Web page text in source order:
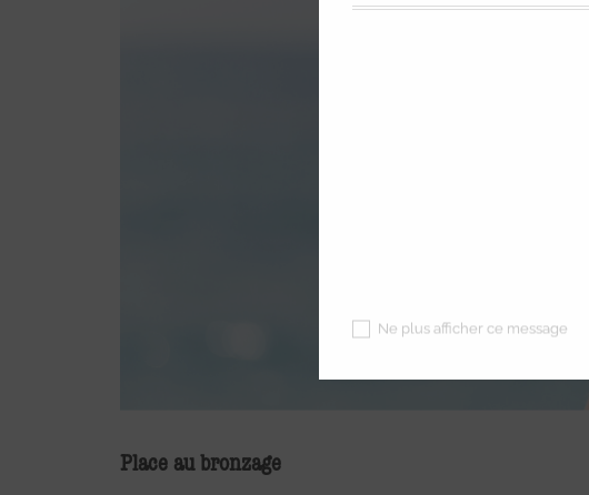
Place au bronzage
Ne plus afficher ce message